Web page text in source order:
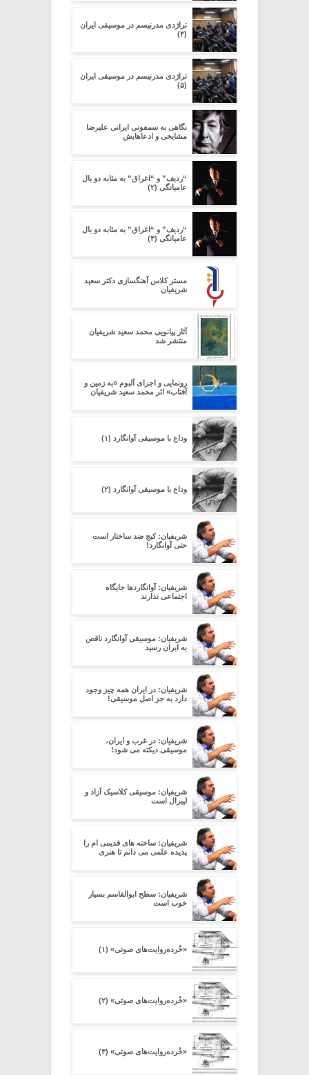
تراژدی مدرنیسم در موسیقی ایران
(۴)
تراژدی مدرنیسم در موسیقی ایران
(۵)
نگاهی به سمفونی ایرانی علیرضا
مشایخی و ادعاهایش
“ردیف” و “اغراق” به مثابه دو بال
عامیانگی (۲)
“ردیف” و “اغراق” به مثابه دو بال
عامیانگی (۳)
مستر کلاس آهنگسازی دکتر سعید
شریفیان
آثار پیانویی محمد سعید شریفیان
منتشر شد
رونمایی و اجرای آلبوم «به زمین و
آفتاب» اثر محمد سعید شریفیان
وداع با موسیقی آوانگارد (۱)
وداع با موسیقی آوانگارد (۲)
شریفیان: کیج ضد ساختار است
حتی آوانگارد!
شریفیان: آوانگاردها جایگاه
اجتماعی ندارند
شریفیان: موسیقی آوانگارد ناقص
به ایران رسید
شریفیان: در ایران همه چیز وجود
دارد به جز اصل موسیقی!
شریفیان: در غرب و ایران،
موسیقی دیکته می شود!
شریفیان: موسیقی کلاسیک آزاد و
لیبرال است
شریفیان: ساخته های قدیمی ام را
پدیده علمی می دانم تا هنری
شریفیان: سطح ابوالقاسم بسیار
خوب است
«خُرده‌روایت‌های صوتی» (۱)
«خُرده‌روایت‌های صوتی» (۲)
«خُرده‌روایت‌های صوتی» (۳)